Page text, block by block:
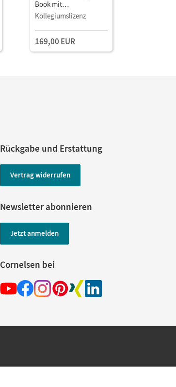
Book mit
Lehrkräftematerialien
und Planungstools
Kollegiumslizenz
169,00 EUR
Rückgabe und Erstattung
Vertrag widerrufen
Newsletter abonnieren
Jetzt anmelden
Cornelsen bei